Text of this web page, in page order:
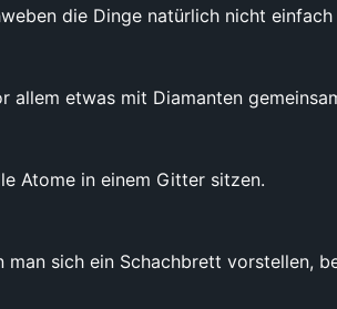
die Dinge natürlich nicht
allem etwas mit Diamanten
Atome in einem Gitter sitzen.
man sich ein Schachbrett vorstellen,